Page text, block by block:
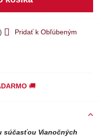
Pridať k Obľúbeným
🚚
súčasťou Vianočných